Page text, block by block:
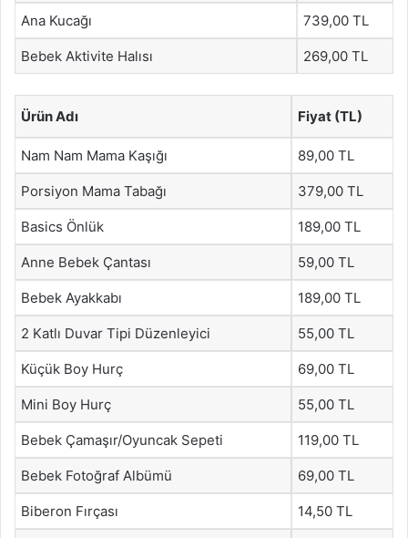
Ana Kucağı 739,00 TL
Bebek Aktivite Halısı 269,00 TL
Ürün Adı Fiyat (TL)
Nam Nam Mama Kaşığı 89,00 TL
Porsiyon Mama Tabağı 379,00 TL
Basics Önlük 189,00 TL
Anne Bebek Çantası 59,00 TL
Bebek Ayakkabı 189,00 TL
2 Katlı Duvar Tipi Düzenleyici 55,00 TL
Küçük Boy Hurç 69,00 TL
Mini Boy Hurç 55,00 TL
Bebek Çamaşır/Oyuncak Sepeti 119,00 TL
Bebek Fotoğraf Albümü 69,00 TL
Biberon Fırçası 14,50 TL